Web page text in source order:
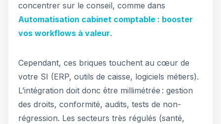
concentrer sur le conseil, comme dans
Automatisation cabinet comptable : booster
vos workflows à valeur.
Cependant, ces briques touchent au cœur de
votre SI (ERP, outils de caisse, logiciels métiers).
L’intégration doit donc être millimétrée : gestion
des droits, conformité, audits, tests de non-
régression. Les secteurs très régulés (santé,